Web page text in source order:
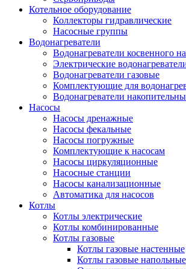
Котельное оборудование
Коллекторы гидравлические
Насосные группы
Водонагреватели
Водонагреватели косвенного
Электрические
Водонагреватели газовые
Комплектующие для
Водонагреватели
Насосы
Насосы дренажные
Насосы фекальные
Насосы погружные
Комплектующие к насосам
Насосы циркуляционные
Насосные станции
Насосы канализационные
Автоматика для насосов
Котлы
Котлы электрические
Котлы комбинированные
Котлы газовые
Котлы газовые настенные
Котлы газовые напольные